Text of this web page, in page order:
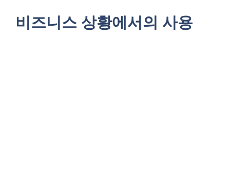
비즈니스 상황에서의 사용